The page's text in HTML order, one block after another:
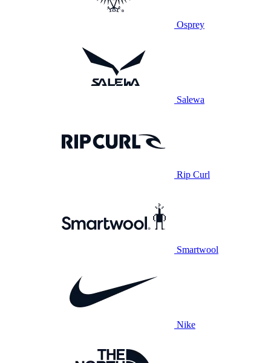
Osprey
Salewa
Rip Curl
Smartwool
Nike